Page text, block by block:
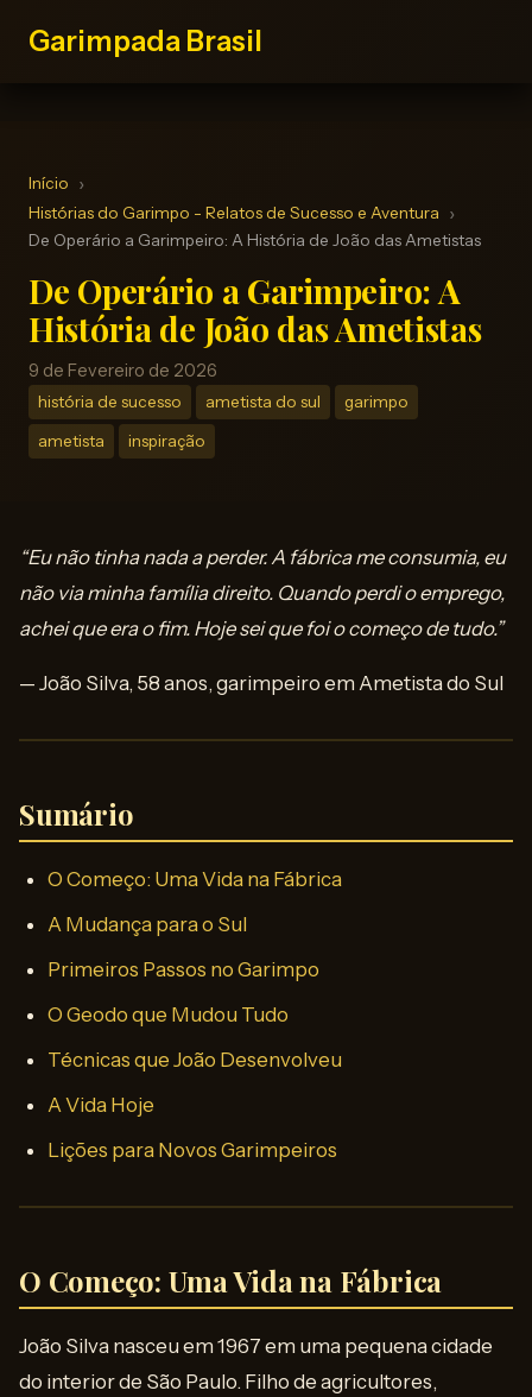
Garimpada Brasil
Início
Histórias do Garimpo - Relatos de Sucesso e Aventura
De Operário a Garimpeiro: A História de João das Ametistas
De Operário a Garimpeiro: A
História de João das Ametistas
9 de Fevereiro de 2026
história de sucesso ametista do sul garimpo
ametista inspiração
“Eu não tinha nada a perder. A fábrica me consumia, eu
não via minha família direito. Quando perdi o emprego,
achei que era o fim. Hoje sei que foi o começo de tudo.”
— João Silva, 58 anos, garimpeiro em Ametista do Sul
Sumário
O Começo: Uma Vida na Fábrica
A Mudança para o Sul
Primeiros Passos no Garimpo
O Geodo que Mudou Tudo
Técnicas que João Desenvolveu
A Vida Hoje
Lições para Novos Garimpeiros
O Começo: Uma Vida na Fábrica
João Silva nasceu em 1967 em uma pequena cidade
do interior de São Paulo. Filho de agricultores,